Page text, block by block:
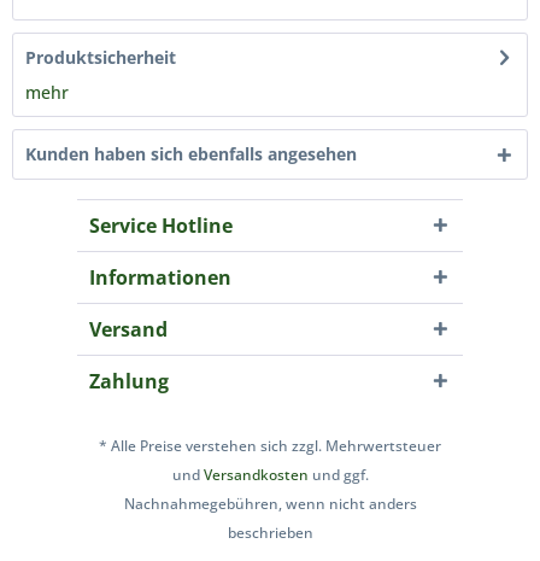
Produktsicherheit
mehr
Kunden haben sich ebenfalls angesehen
Service Hotline
Informationen
Versand
Zahlung
* Alle Preise verstehen sich zzgl. Mehrwertsteuer
undVersandkosten und ggf.
Nachnahmegebühren, wenn nicht anders
beschrieben